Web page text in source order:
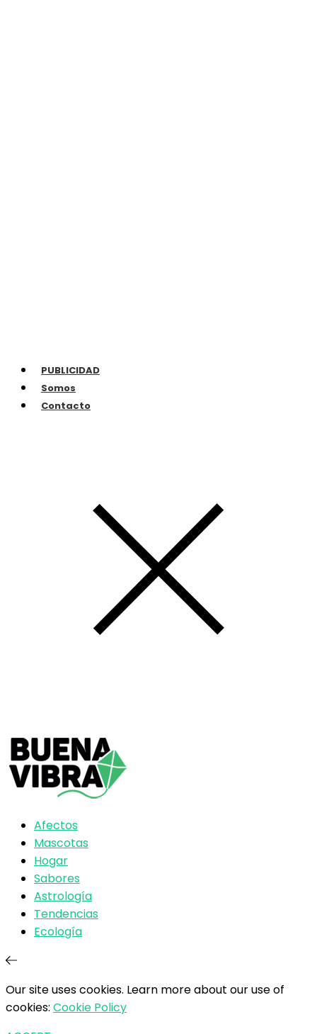
PUBLICIDAD
Somos
Contacto
Afectos
Mascotas
Hogar
Sabores
Astrología
Tendencias
Ecología
Our site uses cookies. Learn more about our use of
cookies: Cookie Policy